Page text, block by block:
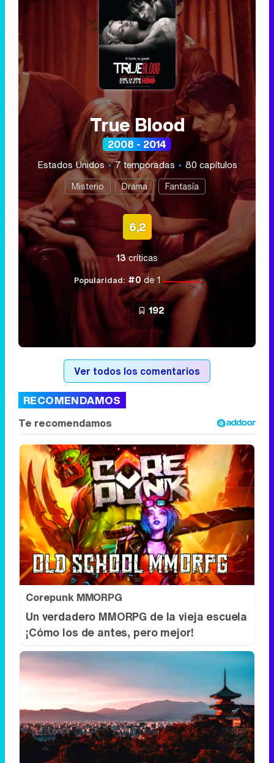
True Blood
2008 - 2014
Estados Unidos 7 temporadas 80 capítulos
Misterio Drama Fantasía
6,2
13críticas
Popularidad: #0de 1
192
Ver todos los comentarios
RECOMENDAMOS
Corepunk MMORPG
Un verdadero MMORPG de la vieja escuela
¡Cómo los de antes, pero mejor!